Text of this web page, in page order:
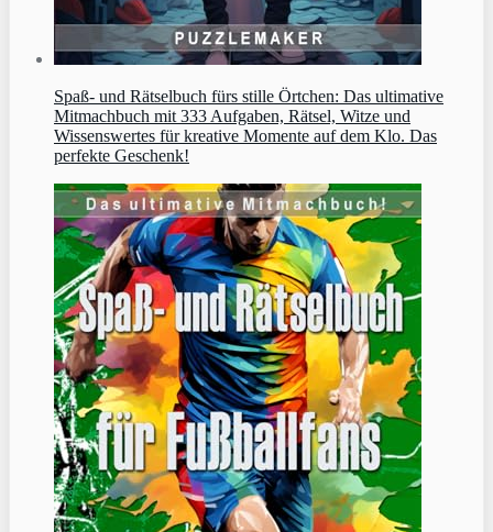
Spaß- und Rätselbuch fürs stille Örtchen: Das ultimative
Mitmachbuch mit 333 Aufgaben, Rätsel, Witze und
Wissenswertes für kreative Momente auf dem Klo. Das
perfekte Geschenk!